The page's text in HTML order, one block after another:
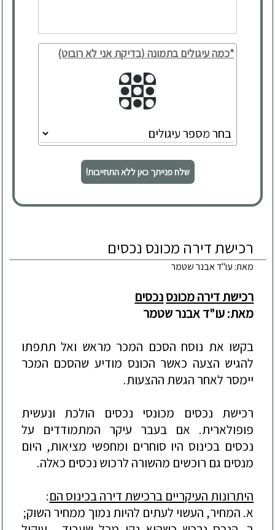
*כמה עיגולים בתמונה (בדיקת אני לא רובוט)
שלח פנייתך כאן ללא התחייבות!
רכישת דירה מכונס נכסים
מאת: עו"ד אבנר שטמר
רכישת דירה מכונסנכסים
מאת: עו"ד אבנר שטמר
בקשו את נוסח הסכם המכר מראש ואל תתפתו
להגיש הצעה כאשר הכונס מודיע שהסכם המכר
יימסר לאחר הגשת ההצעות.
רכישת נכסים מכונסי נכסים הולכת ונעשית
פופולארית. אם בעבר עיקר המתמודדים על
נכסים בכינוס היו סוחרים ומחפשי מציאות, היום
מנסים גם רוכשים מהשורה לרכוש נכסים כאלה.
היתרונות העיקריים ברכישת דירהבכינוס הם:
א. המחיר, העשוי לעתים להיות נמוך ממחיר השוק;